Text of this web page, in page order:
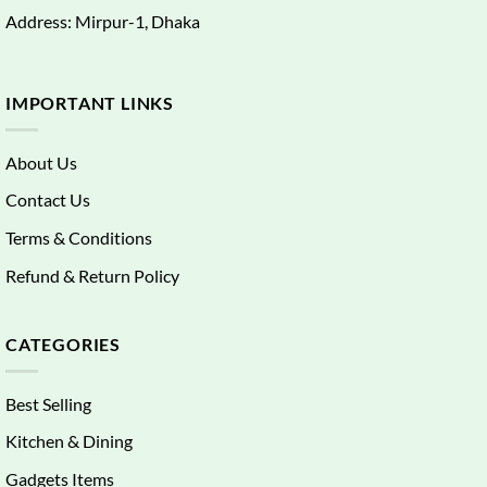
Address: Mirpur-1, Dhaka
IMPORTANT LINKS
About Us
Contact Us
Terms & Conditions
Refund & Return Policy
CATEGORIES
Best Selling
Kitchen & Dining
Gadgets Items